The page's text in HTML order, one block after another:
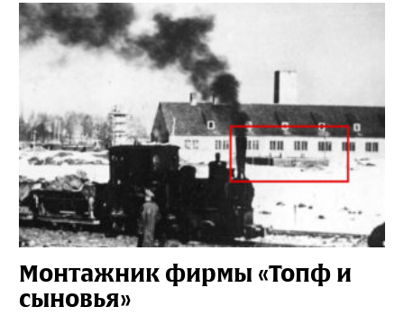
Монтажник фирмы «Топф и
сыновья»